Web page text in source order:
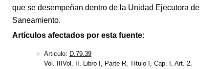
que se desempeñan dentro de la Unidad Ejecutora de
Saneamiento.
Artículos afectados por esta fuente:
Articulo: D.79.39
Vol. IIIVol. II, Libro I, Parte R, Título I, Cap. I, Art. 2,